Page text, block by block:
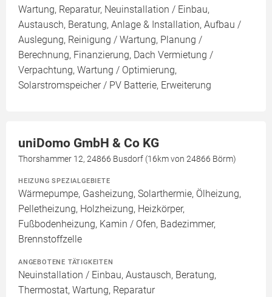
Wartung, Reparatur, Neuinstallation / Einbau,
Austausch, Beratung, Anlage & Installation, Aufbau /
Auslegung, Reinigung / Wartung, Planung /
Berechnung, Finanzierung, Dach Vermietung /
Verpachtung, Wartung / Optimierung,
Solarstromspeicher / PV Batterie, Erweiterung
uniDomo GmbH & Co KG
Thorshammer 12, 24866 Busdorf (16km von 24866 Börm)
HEIZUNG SPEZIALGEBIETE
Wärmepumpe, Gasheizung, Solarthermie, Ölheizung,
Pelletheizung, Holzheizung, Heizkörper,
Fußbodenheizung, Kamin / Ofen, Badezimmer,
Brennstoffzelle
ANGEBOTENE TÄTIGKEITEN
Neuinstallation / Einbau, Austausch, Beratung,
Thermostat, Wartung, Reparatur